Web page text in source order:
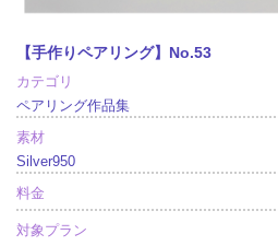
【手作りペアリング】No.53
カテゴリ
ペアリング作品集
素材
Silver950
料金
対象プラン